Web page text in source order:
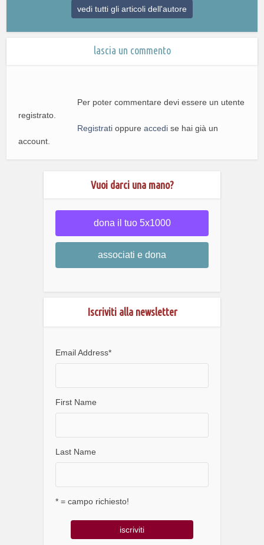
vedi tutti gli articoli dell'autore
lascia un commento
Per poter commentare devi essere un utente
registrato.
Registrati oppureaccedi se hai già un
account.
Vuoi darci una mano?
dona il tuo 5x1000
associati e dona
Iscriviti alla newsletter
Email Address*
First Name
Last Name
* = campo richiesto!